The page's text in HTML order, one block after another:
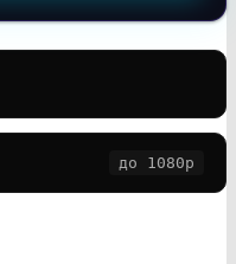
до 1080p